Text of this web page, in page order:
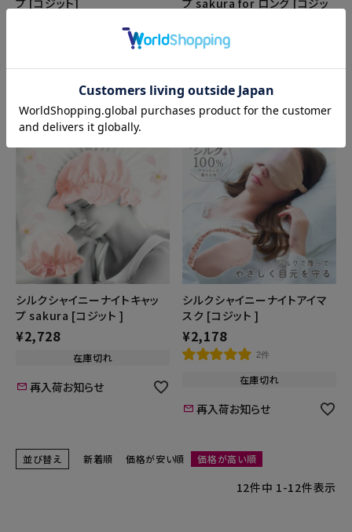
プ [コジット]
カートに入れる
プ sakura for ロング [コジッ
¥3,278
再入荷お知らせ
シルクシャイニーナイトキャッ
プ sakura [コジット ]
¥2,728
在庫切れ
再入荷お知らせ
シルクシャイニーナイトアイマ
スク [コジット ]
¥2,178
2件
在庫切れ
再入荷お知らせ
並び替え 新着順 価格が安い順 価格が高い順
12件中 1-12件表示